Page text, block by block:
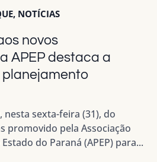
novos
APEP destaca a
, NOTÍCIAS
nesta sexta-feira (31), do
promovido pela Associação
do Paraná (APEP) para...